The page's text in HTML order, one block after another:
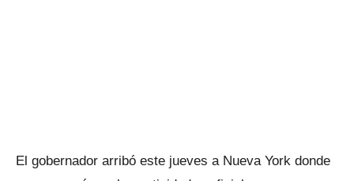
El gobernador arribó este jueves a Nueva York donde